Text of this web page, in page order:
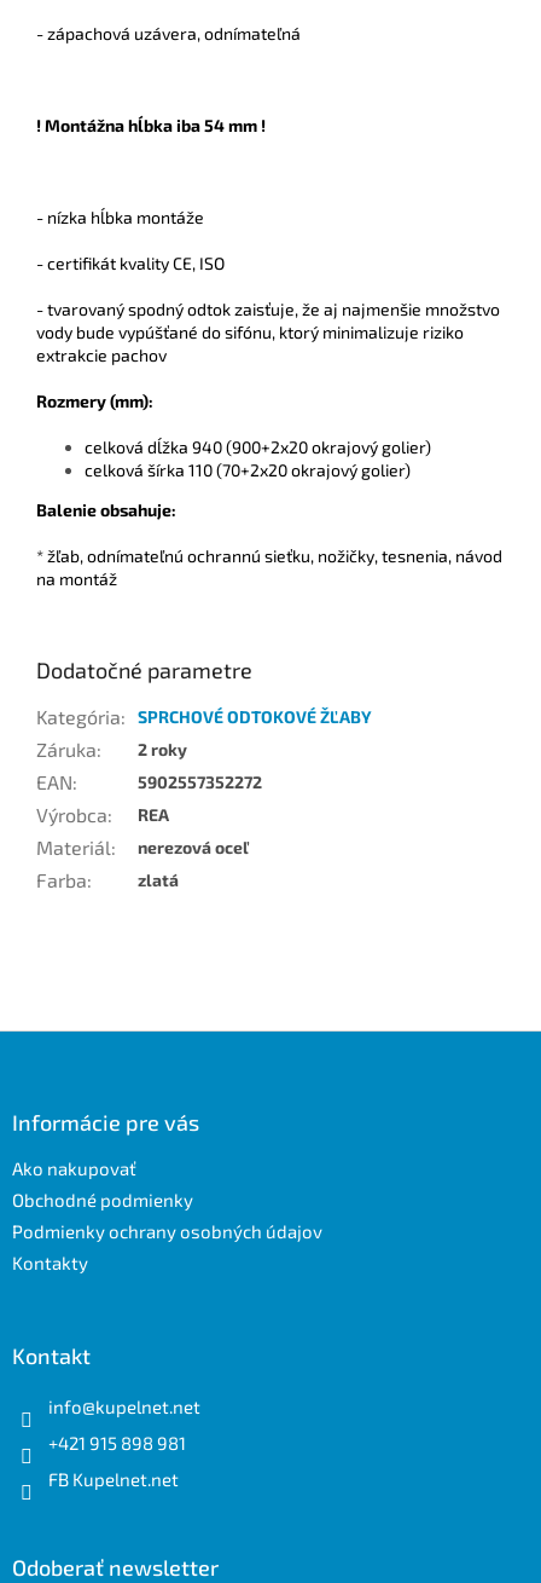
- zápachová uzávera, odnímateľná
! Montážna hĺbka iba 54 mm !
- nízka hĺbka montáže
- certifikát kvality CE, ISO
- tvarovaný spodný odtok zaisťuje, že aj najmenšie množstvo
vody bude vypúšťané do sifónu, ktorý minimalizuje riziko
extrakcie pachov
Rozmery (mm):
celková dĺžka 940 (900+2x20 okrajový golier)
celková šírka 110 (70+2x20 okrajový golier)
Balenie obsahuje:
* žľab, odnímateľnú ochrannú sieťku, nožičky, tesnenia, návod
na montáž
Dodatočné parametre
Kategória: SPRCHOVÉ ODTOKOVÉ ŽĽABY
Záruka: 2 roky
EAN: 5902557352272
Výrobca: REA
Materiál: nerezová oceľ
Farba: zlatá
Informácie pre vás
Ako nakupovať
Obchodné podmienky
Podmienky ochrany osobných údajov
Kontakty
Kontakt
info@kupelnet.net
+421 915 898 981
FB Kupelnet.net
Odoberať newsletter